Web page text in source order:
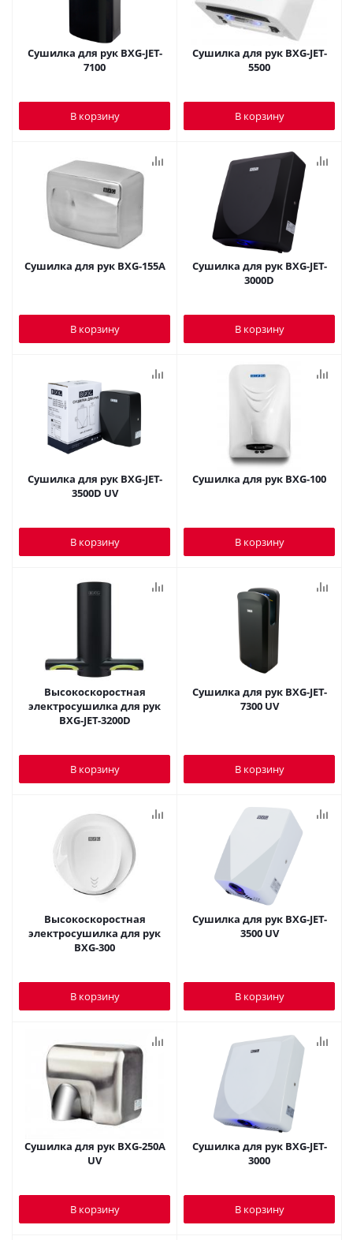
Сушилка для рук BXG-JET-
7100
В корзину
Сушилка для рук BXG-JET-
5500
В корзину
Сушилка для рук BXG-155A
В корзину
Сушилка для рук BXG-JET-
3000D
В корзину
Сушилка для рук BXG-JET-
3500D UV
В корзину
Сушилка для рук BXG-100
В корзину
Высокоскоростная
электросушилка для рук
BXG-JET-3200D
В корзину
Сушилка для рук BXG-JET-
7300 UV
В корзину
Высокоскоростная
электросушилка для рук
BXG-300
В корзину
Сушилка для рук BXG-JET-
3500 UV
В корзину
Сушилка для рук BXG-250A
UV
В корзину
Сушилка для рук BXG-JET-
3000
В корзину